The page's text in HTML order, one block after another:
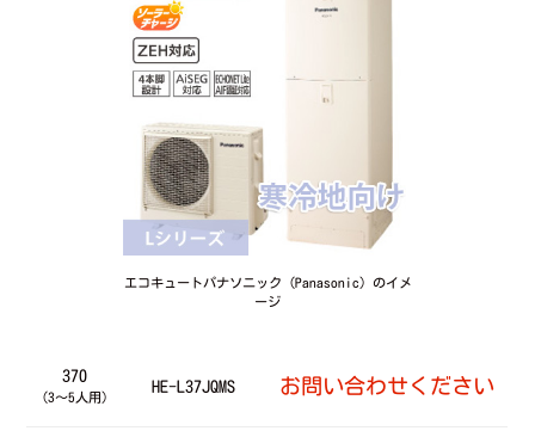
エコキュートパナソニック（Panasonic）のイメ
ージ
370
（3～5人用）
HE-L37JQMS お問い合わせください